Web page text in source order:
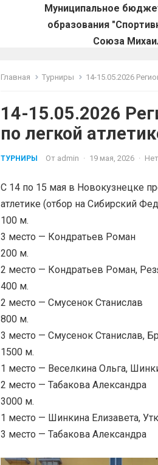
Муниципальное
образования
Союза
Главная Турниры 14-15.05.2026
14-15.05.2026
по легкой
ТУРНИРЫ От admin · 19 мая, 2026 ·
С 14 по 15 мая в Новокузнецке
атлетике (отбор на Сибирский
100 м.
3 место — Кондратьев Роман
200 м.
2 место — Кондратьев Роман,
400 м.
2 место — Смусенок Станислав
800 м.
3 место — Смусенок Станислав,
1500 м.
1 место — Веселкина Ольга,
2 место — Табакова Александра
3000 м.
1 место — Шинкина Елизавета,
3 место — Табакова Александра